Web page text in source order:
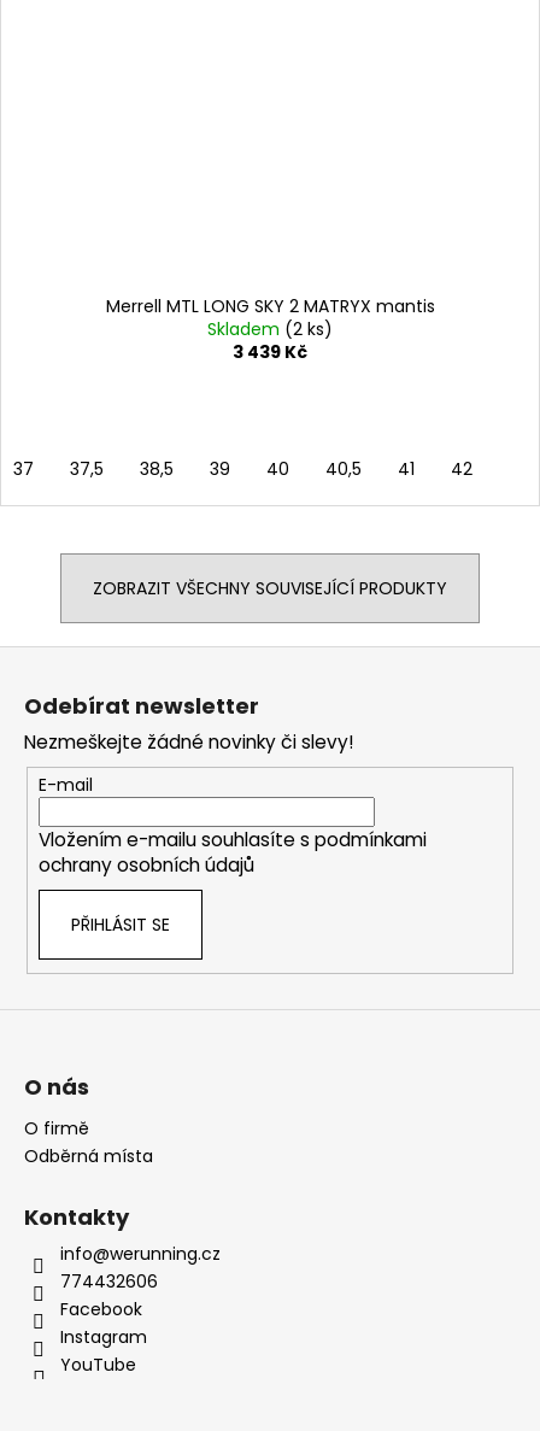
Merrell MTL LONG SKY 2 MATRYX mantis
Skladem (2 ks)
3 439 Kč
37 37,5 38,5 39 40 40,5 41 42
ZOBRAZIT VŠECHNY SOUVISEJÍCÍ PRODUKTY
Odebírat newsletter
Nezmeškejte žádné novinky či slevy!
E-mail
Vložením e-mailu souhlasíte s podmínkami
ochrany osobních údajů
PŘIHLÁSIT SE
O nás
O firmě
Odběrná místa
Kontakty
info@werunning.cz
774432606
Facebook
Instagram
YouTube